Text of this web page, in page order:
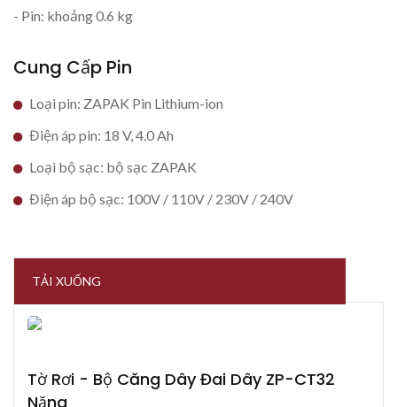
- Pin: khoảng 0.6 kg
Cung Cấp Pin
Loại pin: ZAPAK Pin Lithium-ion
Điện áp pin: 18 V, 4.0 Ah
Loại bộ sạc: bộ sạc ZAPAK
Điện áp bộ sạc: 100V / 110V / 230V / 240V
TẢI XUỐNG
Tờ Rơi - Bộ Căng Dây Đai Dây ZP-CT32
Nặng